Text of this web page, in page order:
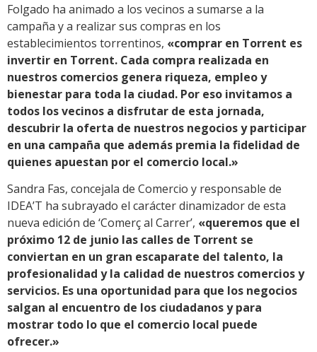
Folgado ha animado a los vecinos a sumarse a la
campaña y a realizar sus compras en los
establecimientos torrentinos, «comprar en Torrent es
invertir en Torrent. Cada compra realizada en
nuestros comercios genera riqueza, empleo y
bienestar para toda la ciudad. Por eso invitamos a
todos los vecinos a disfrutar de esta jornada,
descubrir la oferta de nuestros negocios y participar
en una campaña que además premia la fidelidad de
quienes apuestan por el comercio local.»
Sandra Fas, concejala de Comercio y responsable de
IDEA’T ha subrayado el carácter dinamizador de esta
nueva edición de ‘Comerç al Carrer’, «queremos que el
próximo 12 de junio las calles de Torrent se
conviertan en un gran escaparate del talento, la
profesionalidad y la calidad de nuestros comercios y
servicios. Es una oportunidad para que los negocios
salgan al encuentro de los ciudadanos y para
mostrar todo lo que el comercio local puede
ofrecer.»